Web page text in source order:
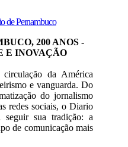
de Pernambuco
200 ANOS -
E INOVAÇÃO
da América
e vanguarda. Do
do jornalismo
redes sociais, o Diario
seguir sua tradição: a
de comunicação mais